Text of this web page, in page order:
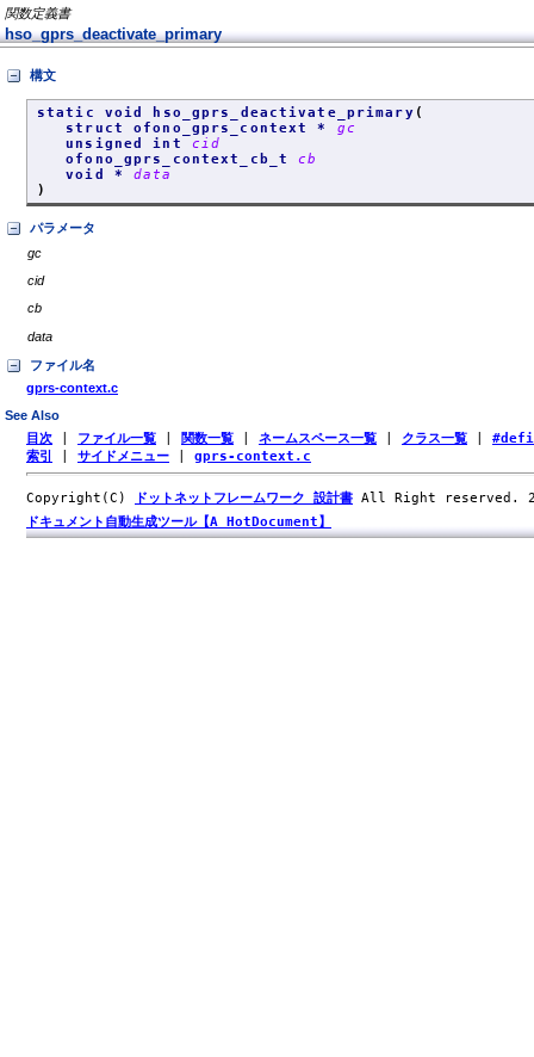
関数定義書
hso_gprs_deactivate_primary
構文
static void hso_gprs_deactivate_primary (
struct ofono_gprs_context * gc
unsigned int cid
ofono_gprs_context_cb_tcb
void *data
)
パラメータ
gc
cid
cb
data
ファイル名
gprs-context.c
See Also
目次 ファイル一覧 関数一覧 ネームスペース一覧 クラス一覧
索引
サイドメニュー gprs-context.c
Copyright(C) ドットネットフレームワーク 設計書 All Right reserved.
ドキュメント自動生成ツール【A HotDocument】